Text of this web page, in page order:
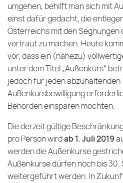
umgehen, behilft man sich mit
einst dafür gedacht, die
Österreichs mit den
vertraut zu machen. Heute
vor, dass ein (nahezu)
unter dem Titel „Außenkurs“
jedoch für jeden abzuhaltenden
Außenkursbewilligung
Behörden einsparen möchten.
Die derzeit gültige
pro Person wirdab 1. Juli 2019
werden die Außenkurse
Außenkurse dürfen noch bis 30.
weitergeführt werden. In